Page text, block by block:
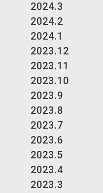
2024.3
2024.2
2024.1
2023.12
2023.11
2023.10
2023.9
2023.8
2023.7
2023.6
2023.5
2023.4
2023.3